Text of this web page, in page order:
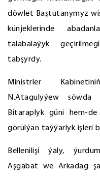
döwlet Baştutanymyz
künjeklerinde
talabalaýyk
tabşyrdy.
Ministrler
N.Atagulyýew
Bitaraplyk güni hem-
görülýän taýýarlyk işleri
Bellenilişi ýaly,
Aşgabat we Arkadag